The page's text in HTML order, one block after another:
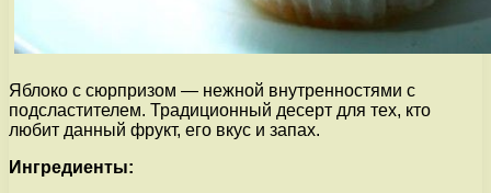
Яблоко с сюрпризом — нежной внутренностями с
подсластителем. Традиционный десерт для тех, кто
любит данный фрукт, его вкус и запах.
Ингредиенты: